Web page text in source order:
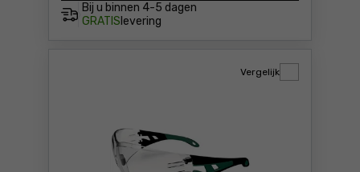
Bij u binnen 4-5 dagen
GRATIS levering
Vergelijk